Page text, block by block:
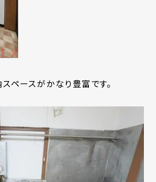
ペースがかなり豊富です。